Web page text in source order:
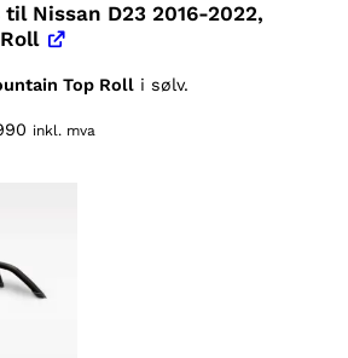
til Nissan D23 2016-2022,
Top Roll i sølv.
inkl. mva